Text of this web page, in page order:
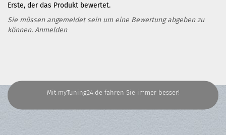
Erste, der das Produkt bewertet.
Sie müssen angemeldet sein um eine Bewertung abgeben zu
können. Anmelden
Mit myTuning24.de fahren Sie immer besser!